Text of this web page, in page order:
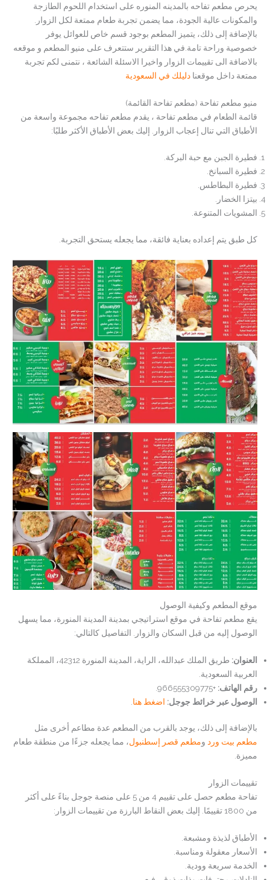
يحرص مطعم تفاحه بالمدينه المنوره على استخدام اللحوم الطازجة
والمكونات عالية الجودة، مما يضمن تجربة طعام ممتعة لكل الزوار.
بالإضافة إلى ذلك، يتميز المطعم بوجود قسم خاص للعوائل يوفر
خصوصية وراحة تامة.في هذا التقرير ستتعرف على منيو المطعم و موقعه
بالاضافة الى تقييمات الزوار واخيرا الاسئلة الشائعة ، نتمنى لكم تجربة
ممتعة داخل موقعنا دليلك في السعودية
منيو مطعم تفاحة (مطعم تفاحة القائمة)
قائمة الطعام في مطعم تفاحة ، يقدم مطعم تفاحه مجموعة واسعة من
الأطباق التي تنال إعجاب الزوار. إليك بعض الأطباق الأكثر طلبًا:
فطيرة الجبن مع حبة البركة.
فطيرة السبانخ.
فطيرة البطاطس.
بيتزا الخضار.
المشويات المتنوعة.
كل طبق يتم إعداده بعناية فائقة، مما يجعله يستحق التجربة.
موقع المطعم وكيفية الوصول
يقع مطعم تفاحة في موقع استراتيجي بمدينة المدينة المنورة، مما يسهل
الوصول إليه من قبل السكان والزوار. التفاصيل كالتالي:
العنوان:
طريق الملك عبدالله، الراية، المدينة المنورة 42312، المملكة
العربية السعودية.
رقم الهاتف:
+966555309775.
الوصول عبر خرائط جوجل: اضغط هنا
بالإضافة إلى ذلك، يوجد بالقرب من المطعم عدة مطاعم أخرى مثل
مطعم بيت ورد ومطعم قصر إسطنبول، مما يجعله جزءًا من منطقة طعام
مميزة.
تقييمات الزوار
تفاحة مطعم حصل على تقييم 4 من 5 على منصة جوجل بناءً على أكثر
من 1800 تقييمًا. إليك بعض النقاط البارزة من تقييمات الزوار:
الأطباق لذيذة ومشبعة.
الأسعار معقولة ومناسبة.
الخدمة سريعة وودية.